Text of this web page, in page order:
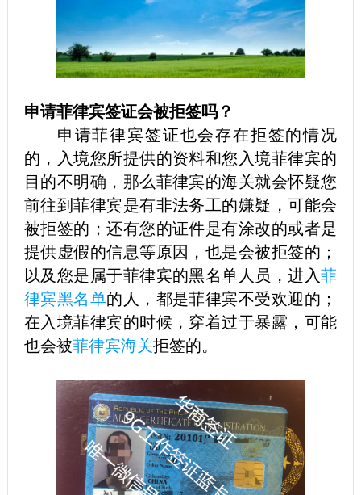
申请菲律宾签证会被拒签吗？
申请菲律宾签证也会存在拒签的情况
的，入境您所提供的资料和您入境菲律宾的
目的不明确，那么菲律宾的海关就会怀疑您
前往到菲律宾是有非法务工的嫌疑，可能会
被拒签的；还有您的证件是有涂改的或者是
提供虚假的信息等原因，也是会被拒签的；
以及您是属于菲律宾的黑名单人员，进入菲
律宾黑名单的人，都是菲律宾不受欢迎的；
在入境菲律宾的时候，穿着过于暴露，可能
也会被菲律宾海关拒签的。